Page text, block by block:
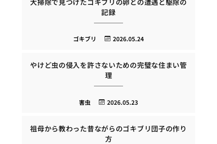
記録
2026.05.24
ゴキブリ
やけど虫の侵入を許さないための完璧な住まい管
理
2026.05.23
害虫
祖母から教わった昔ながらのゴキブリ団子の作り
方